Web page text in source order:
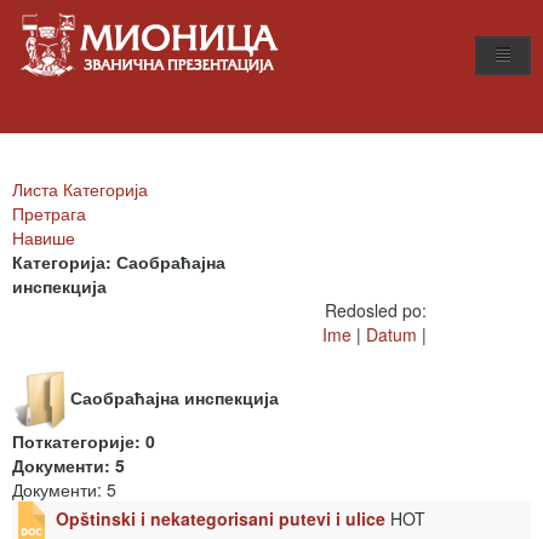
Листа Категорија
Претрага
Навише
Категорија: Саобраћајна
инспекција
Redosled po:
Ime | Datum |
Саобраћајна инспекција
Поткатегорије: 0
Документи: 5
Документи: 5
Opštinski i nekategorisani putevi i ulice HOT